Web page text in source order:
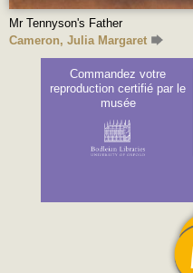
Mr Tennyson's Father
Cameron, Julia Margaret
Commandez votre
reproduction certifié par le
musée